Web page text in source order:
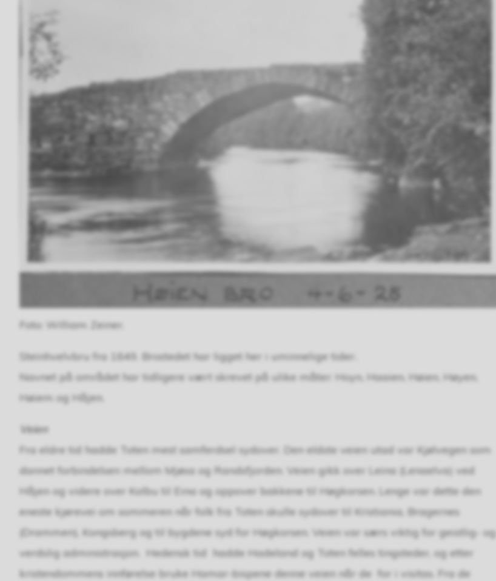
Foto: William Zeiner.
Steinhvelvbru fra 1849. Brostedet har ligget her i uminnelige tider
Navnet på området har tidligere vært skrevet på ulike måter: Hoyn, Haaien, Høien, Høyen,
Høiem og Håjen.
Veien
Fra eldre tid hadde Toten mest samferdsel sydover. Den eldste veien utad var Kjølvegen som
dannet forbindelsen mellom Mjøsa og Randsfjorden. Veien gikk over Leina (Lenaelva) ved
Håjen og videre over Kolbu til Eina og oppover bakkene til Høgkorsen. Lenge var dette den
eneste kjørevei om sommeren når folk fra Toten skulle sydover til Kristiania, Bragernes
(Drammen), Kongsberg og til bygdene syd for Høgkorsen. Veien var særs viktig for geistlig- og
verdslig administrasjon. Hedensk tid hadde Hadeland og Toten felles tingsteder, og etter
kristendommens innførelse bruke Hamar-bispene denne veien når de for i visitas. Fra de